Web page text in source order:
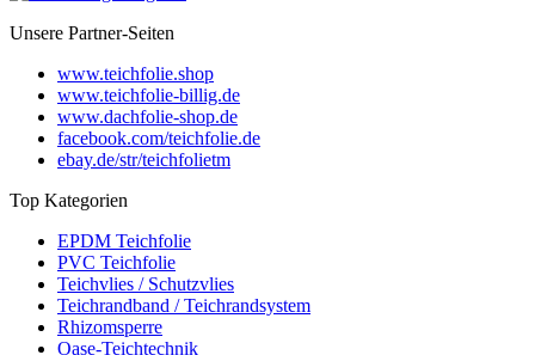
Unsere Partner-Seiten
www.teichfolie.shop
www.teichfolie-billig.de
www.dachfolie-shop.de
facebook.com/teichfolie.de
ebay.de/str/teichfolietm
Top Kategorien
EPDM Teichfolie
PVC Teichfolie
Teichvlies / Schutzvlies
Teichrandband / Teichrandsystem
Rhizomsperre
Oase-Teichtechnik